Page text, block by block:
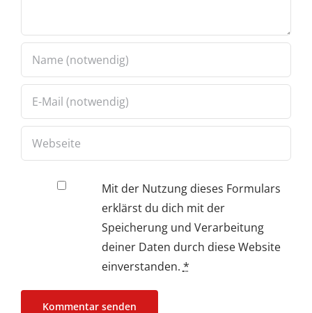
Mit der Nutzung dieses Formulars
erklärst du dich mit der
Speicherung und Verarbeitung
deiner Daten durch diese Website
einverstanden. *